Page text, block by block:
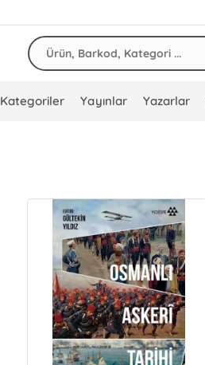
Kategoriler Yayınlar Yazarlar